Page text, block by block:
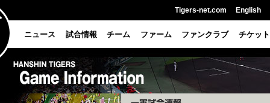
Tigers-net.com English
ニュース 試合情報 チーム ファーム ファンクラブ チケット